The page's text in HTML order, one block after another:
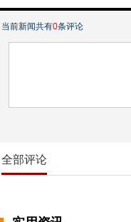
当前新闻共有0条评论
全部评论